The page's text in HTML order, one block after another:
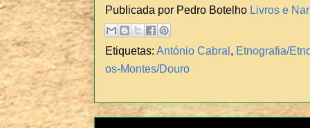
Publicada por Pedro Botelho Livros e
Etiquetas: António Cabral Etnografia/
os-Montes/Douro